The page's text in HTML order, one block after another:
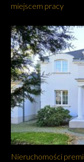
miejscem pracy
Nieruchomości